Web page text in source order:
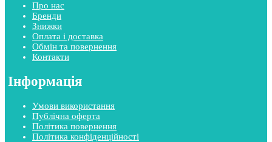
Про нас
Бренди
Знижки
Оплата і доставка
Обмін та повернення
Контакти
Інформація
Умови використання
Публічна оферта
Політика повернення
Політика конфіденційності